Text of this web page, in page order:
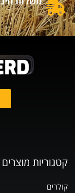
קטגוריות מוצרים
קולרים